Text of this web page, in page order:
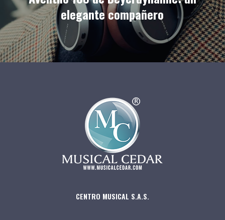
elegante compañero
CENTRO MUSICAL S.A.S.